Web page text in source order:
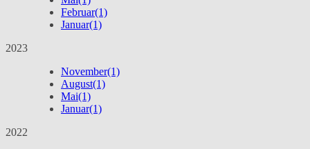
Februar(1)
Januar(1)
2023
November(1)
August(1)
Mai(1)
Januar(1)
2022